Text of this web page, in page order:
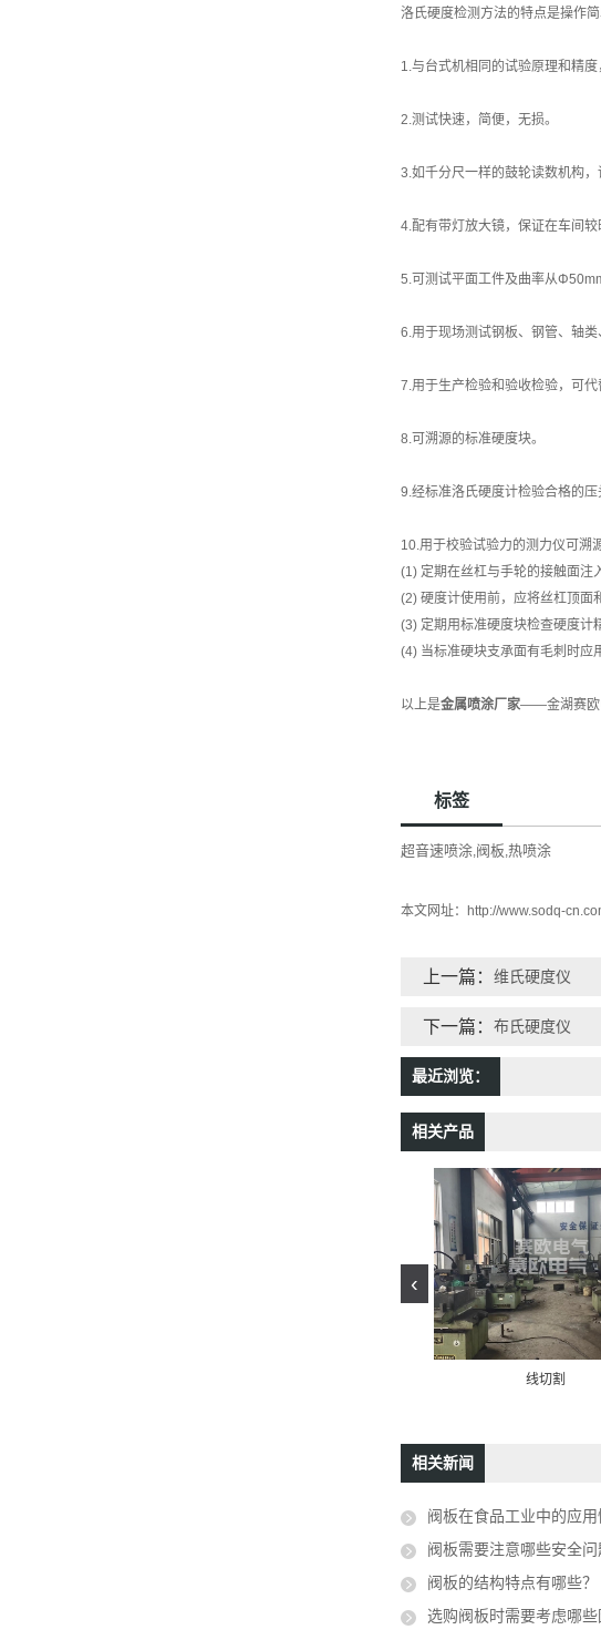
洛氏硬度检测方法的特点是操作
1.与台式机相同的试验原理和精
2.测试快速，简便，无损。
3.如千分尺一样的鼓轮读数机构，
4.配有带灯放大镜，保证在车间较
5.可测试平面工件及曲率从
6.用于现场测试钢板、钢管、轴
7.用于生产检验和验收检验，可代
8.可溯源的标准硬度块。
9.经标准洛氏硬度计检验合格的压
10.用于校验试验力的测力仪可溯
(1) 定期在丝杠与手轮的接触面注
(2) 硬度计使用前，应将丝杠顶面
(3) 定期用标准硬度块检查硬度计
(4) 当标准硬块支承面有毛刺时应
以上是金属喷涂厂家——金湖赛欧
标签
超音速喷涂,阀板,热喷涂
本文网址： http://www.sodq-
上一篇： 维氏硬度仪
下一篇： 布氏硬度仪
最近浏览：
相关产品
线切割
‹
相关新闻
阀板在食品工业中的应用
阀板需要注意哪些安全问
阀板的结构特点有哪些？
选购阀板时需要考虑哪些